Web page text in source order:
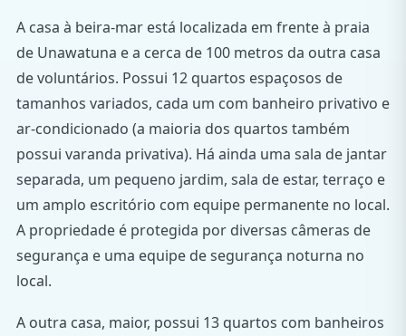
A casa à beira-mar está localizada em frente à praia
de Unawatuna e a cerca de 100 metros da outra casa
de voluntários. Possui 12 quartos espaçosos de
tamanhos variados, cada um com banheiro privativo e
ar-condicionado (a maioria dos quartos também
possui varanda privativa). Há ainda uma sala de jantar
separada, um pequeno jardim, sala de estar, terraço e
um amplo escritório com equipe permanente no local.
A propriedade é protegida por diversas câmeras de
segurança e uma equipe de segurança noturna no
local.
A outra casa, maior, possui 13 quartos com banheiros